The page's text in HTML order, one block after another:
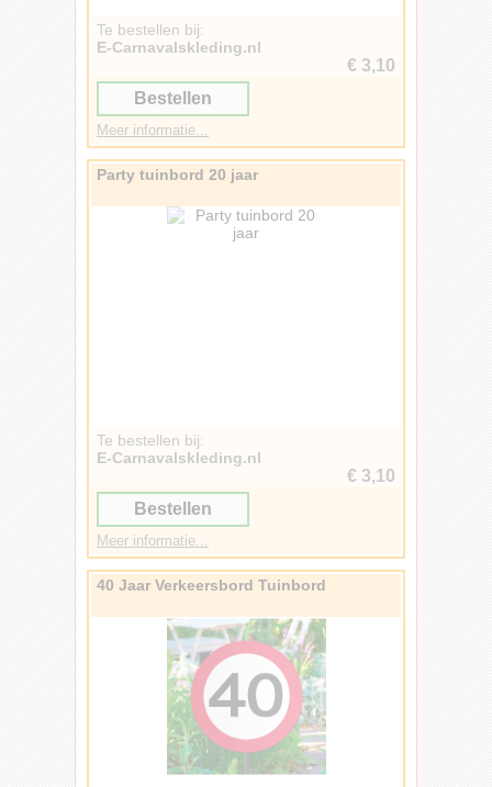
Te bestellen bij:
E-Carnavalskleding.nl
€ 3,10
Bestellen
Meer informatie...
Party tuinbord 20 jaar
Te bestellen bij:
E-Carnavalskleding.nl
€ 3,10
Bestellen
Meer informatie...
40 Jaar Verkeersbord Tuinbord